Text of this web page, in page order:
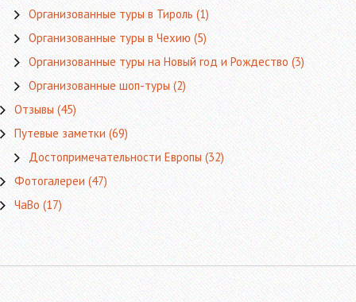
Организованные туры в Тироль(1)
Организованные туры в Чехию(5)
Организованные туры на Новый год и Рождество(3)
Организованные шоп-туры(2)
Отзывы(45)
Путевые заметки(69)
Достопримечательности Европы(32)
Фотогалереи(47)
ЧаВо(17)